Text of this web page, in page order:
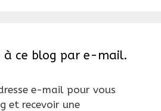
à ce blog par e-mail.
e-mail pour vous
et recevoir une